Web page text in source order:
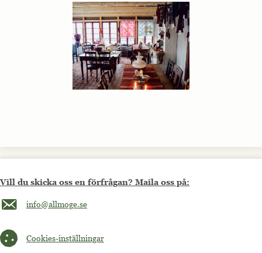
Vill du skicka oss en förfrågan? Maila oss på:
Maila oss på info@allmoge.se
info@allmoge.se
Cookies-inställningar
Cookies-inställningar